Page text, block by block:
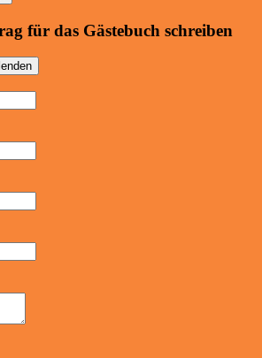
für das Gästebuch schreiben